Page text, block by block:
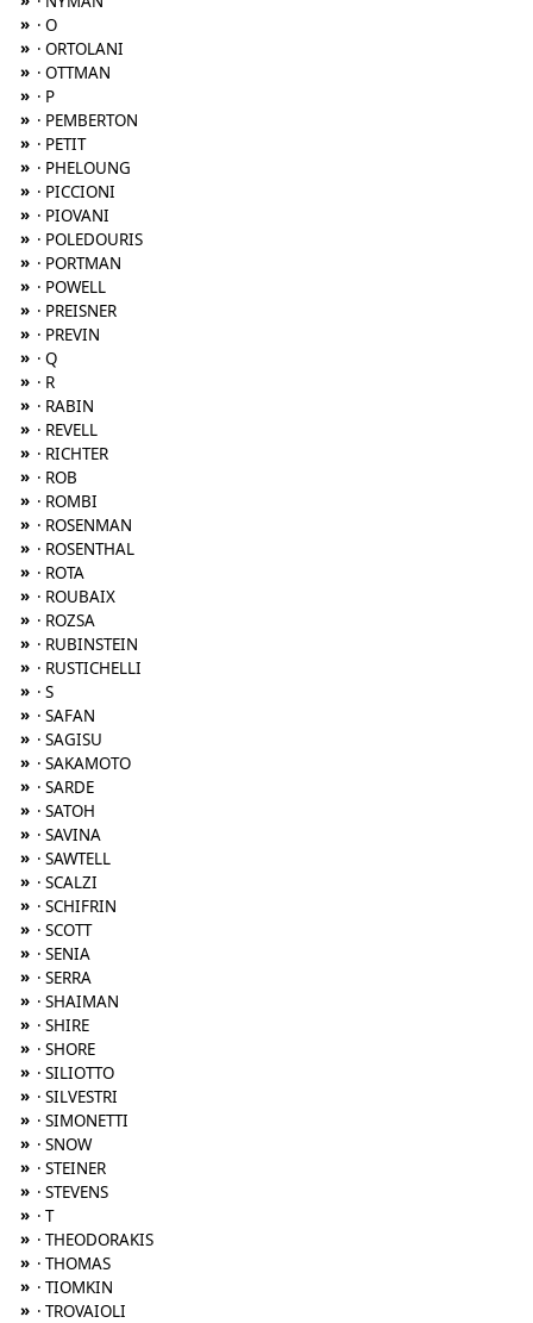
» · O
» · ORTOLANI
» · OTTMAN
» · P
» · PEMBERTON
» · PETIT
» · PHELOUNG
» · PICCIONI
» · PIOVANI
» · POLEDOURIS
» · PORTMAN
» · POWELL
» · PREISNER
» · PREVIN
» · Q
» · R
» · RABIN
» · REVELL
» · RICHTER
» · ROB
» · ROMBI
» · ROSENMAN
» · ROSENTHAL
» · ROTA
» · ROUBAIX
» · ROZSA
» · RUBINSTEIN
» · RUSTICHELLI
» · S
» · SAFAN
» · SAGISU
» · SAKAMOTO
» · SARDE
» · SATOH
» · SAVINA
» · SAWTELL
» · SCALZI
» · SCHIFRIN
» · SCOTT
» · SENIA
» · SERRA
» · SHAIMAN
» · SHIRE
» · SHORE
» · SILIOTTO
» · SILVESTRI
» · SIMONETTI
» · SNOW
» · STEINER
» · STEVENS
» · T
» · THEODORAKIS
» · THOMAS
» · TIOMKIN
» · TROVAIOLI